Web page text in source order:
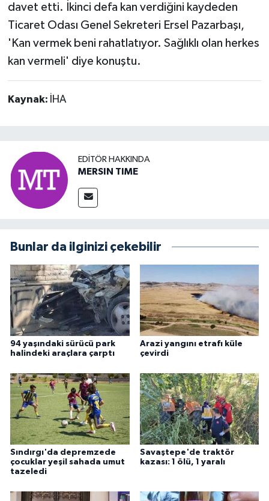
davet etti. İkinci defa kan verdiğini kaydeden
Ticaret Odası Genel Sekreteri Ersel Pazarbaşı,
'Kan vermek beni rahatlatıyor. Sağlıklı olan herkes
kan vermeli' diye konuştu.
Kaynak: İHA
EDITÖR HAKKINDA
MERSIN TIME
Bunlar da ilginizi çekebilir
94 yaşındaki sürücü park
halindeki araçlara çarptı
Arazi yangını etrafı küle
çevirdi
Sındırgı'da depremzede
çocuklar yeşil sahada umut
tazeledi
Savaştepe'de traktör
kazası: 1 ölü, 1 yaralı